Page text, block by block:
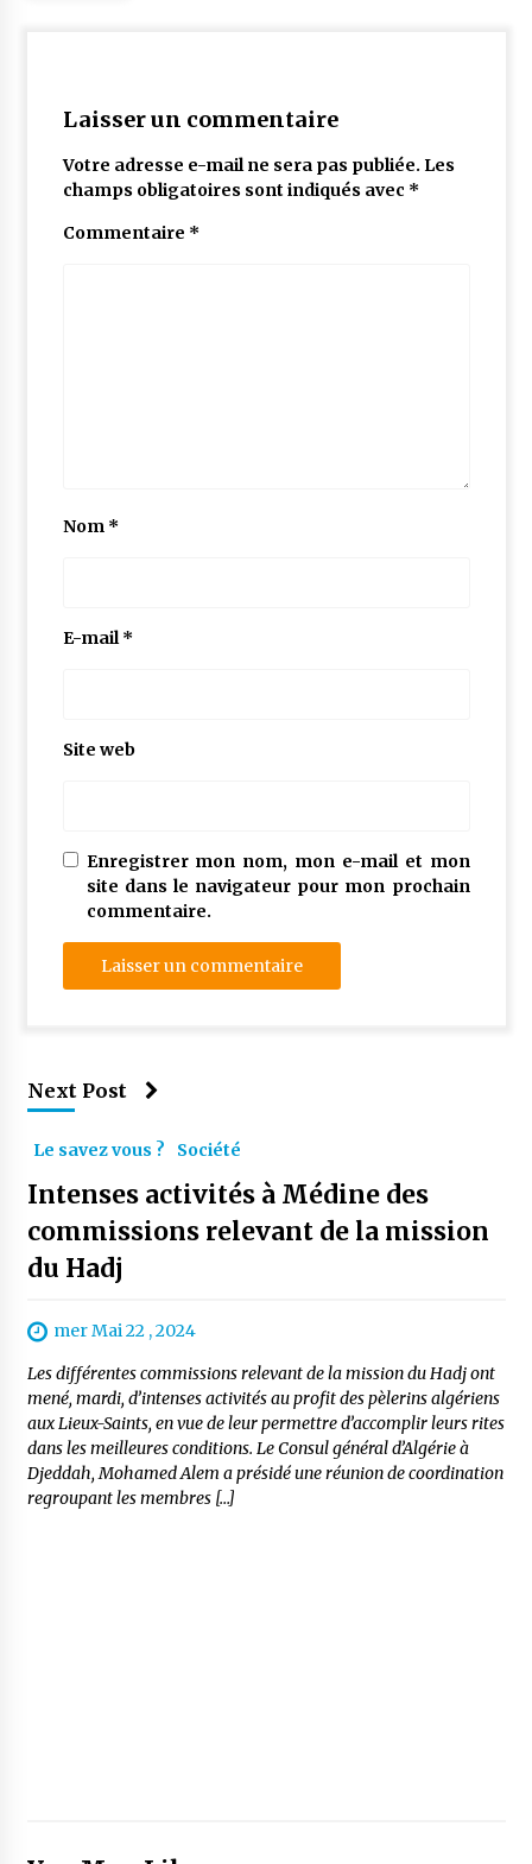
Laisser un commentaire
Votre adresse e-mail ne sera pas publiée. Les
champs obligatoires sont indiqués avec *
Commentaire *
Nom *
E-mail*
Site web
Enregistrer mon nom, mon e-mail et mon
site dans le navigateur pour mon prochain
commentaire.
Next Post
Le savez vous ? Société
Intenses activités à Médine des
commissions relevant de la mission
du Hadj
mer Mai 22 , 2024
Les différentes commissions relevant de la mission du Hadj ont
mené, mardi, d’intenses activités au profit des pèlerins algériens
aux Lieux-Saints, en vue de leur permettre d’accomplir leurs rites
dans les meilleures conditions. Le Consul général d’Algérie à
Djeddah, Mohamed Alem a présidé une réunion de coordination
regroupant les membres […]